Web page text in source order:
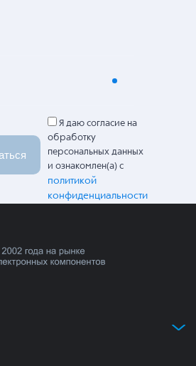
Я даю согласие на
обработку
персональных данных
и ознакомлен(а) с
политикой
конфиденциальности